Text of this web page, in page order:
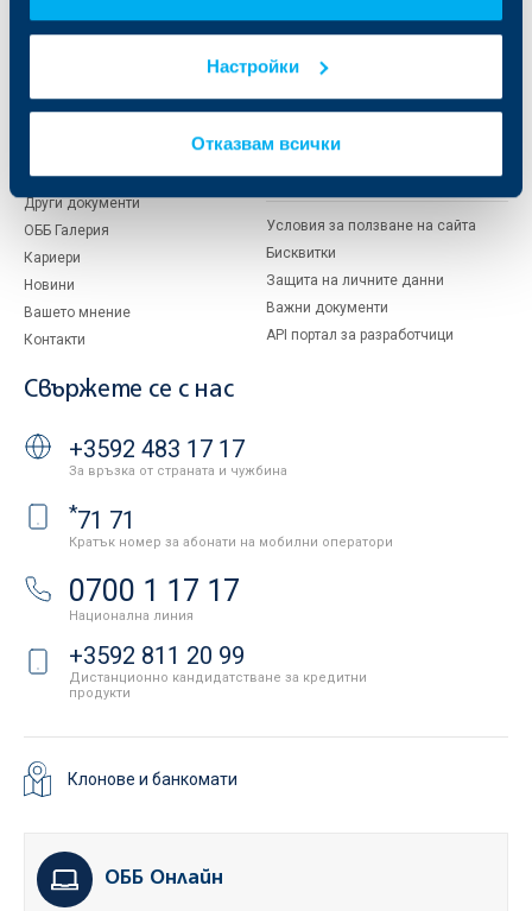
Настройки
Отказвам всички
За KBC Груп
Управление
Тарифи и общи условия
Други документи
ОББ Галерия
Кариери
Новини
Вашето мнение
Контакти
ОББ Интерлийз
ОББ Пенсионно осигуряване
Продажба на имоти
Условия за ползване на сайта
Бисквитки
Защита на личните данни
Важни документи
API портал за разработчици
Свържете се с нас
+3592 483 17 17
За връзка от страната и чужбина
*71 71
Кратък номер за абонати на мобилни оператори
0700 1 17 17
Национална линия
+3592 811 20 99
Дистанционно кандидатстване за кредитни
продукти
Клонове и банкомати
ОББ Онлайн